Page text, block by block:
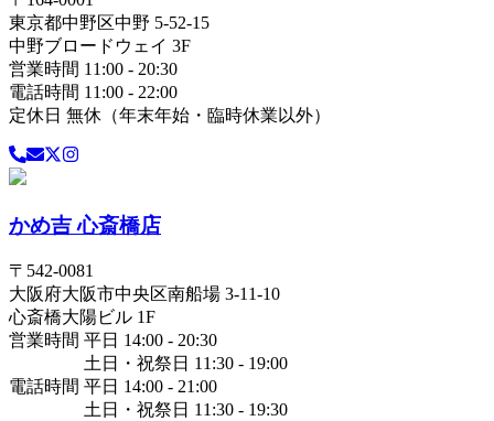
東京都中野区中野 5-52-15
中野ブロードウェイ 3F
営業時間 11:00 - 20:30
電話時間 11:00 - 22:00
定休日 無休（年末年始・臨時休業以外）
かめ吉 心斎橋店
〒 542-0081
大阪府大阪市中央区南船場 3-11-10
心斎橋大陽ビル 1F
営業時間 平日 14:00 - 20:30
土日・祝祭日 11:30 - 19:00
電話時間 平日 14:00 - 21:00
土日・祝祭日 11:30 - 19:30